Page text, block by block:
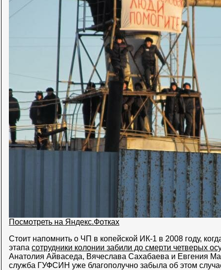
Посмотреть на Яндекс.Фотках
Стоит напомнить о ЧП в копейской ИК-1 в 2008 году,
этапа сотрудники колонии забили до смерти четверых
Анатолия Айваседа, Вячеслава Сахабаева и Евгения
служба ГУФСИН уже благополучно забыла об этом